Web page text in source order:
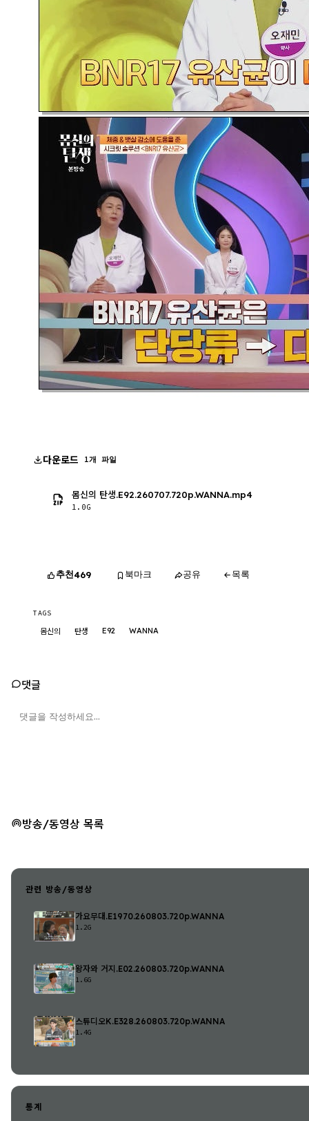
다운로드 1개 파일
몸신의 탄생.E92.260707.720p.WANNA.mp4
1.0G
추천469 북마크 공유 목록
TAGS
몸신의 탄생 E92 WANNA
댓글
방송/동영상 목록
관련 방송/동영상
가요무대.E1970.260803.720p.WANNA
1.2G
왕자와 거지.E02.260803.720p.WANNA
1.6G
스튜디오K.E328.260803.720p.WANNA
1.4G
통계